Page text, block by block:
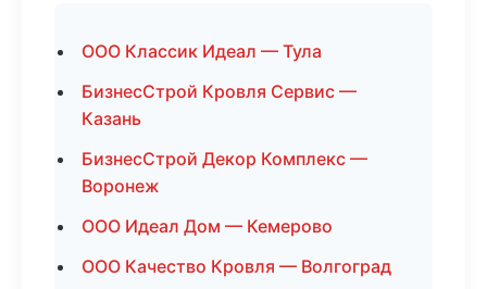
ООО Классик Идеал — Тула
БизнесСтрой Кровля Сервис —
Казань
БизнесСтрой Декор Комплекс —
Воронеж
ООО Идеал Дом — Кемерово
ООО Качество Кровля — Волгоград